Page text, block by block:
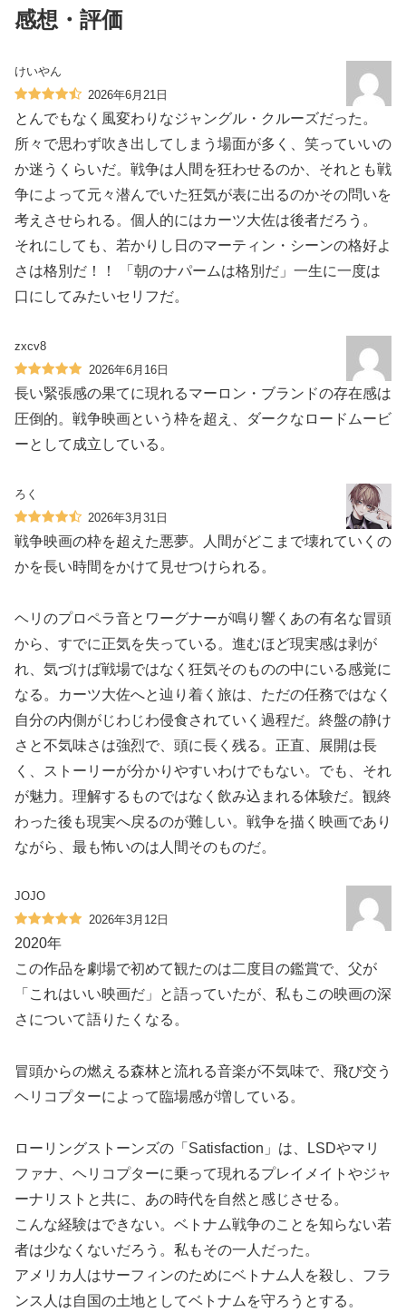
感想・評価
けいやん
2026年6月21日
とんでもなく風変わりなジャングル・クルーズだった。
所々で思わず吹き出してしまう場面が多く、笑っていいの
か迷うくらいだ。戦争は人間を狂わせるのか、それとも戦
争によって元々潜んでいた狂気が表に出るのかその問いを
考えさせられる。個人的にはカーツ大佐は後者だろう。
それにしても、若かりし日のマーティン・シーンの格好よ
さは格別だ！！ 「朝のナパームは格別だ」一生に一度は
口にしてみたいセリフだ。
zxcv8
2026年6月16日
長い緊張感の果てに現れるマーロン・ブランドの存在感は
圧倒的。戦争映画という枠を超え、ダークなロードムービ
ーとして成立している。
ろく
2026年3月31日
戦争映画の枠を超えた悪夢。人間がどこまで壊れていくの
かを長い時間をかけて見せつけられる。
ヘリのプロペラ音とワーグナーが鳴り響くあの有名な冒頭
から、すでに正気を失っている。進むほど現実感は剥が
れ、気づけば戦場ではなく狂気そのものの中にいる感覚に
なる。カーツ大佐へと辿り着く旅は、ただの任務ではなく
自分の内側がじわじわ侵食されていく過程だ。終盤の静け
さと不気味さは強烈で、頭に長く残る。正直、展開は長
く、ストーリーが分かりやすいわけでもない。でも、それ
が魅力。理解するものではなく飲み込まれる体験だ。観終
わった後も現実へ戻るのが難しい。戦争を描く映画であり
ながら、最も怖いのは人間そのものだ。
JOJO
2026年3月12日
2020年
この作品を劇場で初めて観たのは二度目の鑑賞で、父が
「これはいい映画だ」と語っていたが、私もこの映画の深
さについて語りたくなる。
冒頭からの燃える森林と流れる音楽が不気味で、飛び交う
ヘリコプターによって臨場感が増している。
ローリングストーンズの「Satisfaction」は、LSDやマリ
ファナ、ヘリコプターに乗って現れるプレイメイトやジャ
ーナリストと共に、あの時代を自然と感じさせる。
こんな経験はできない。ベトナム戦争のことを知らない若
者は少なくないだろう。私もその一人だった。
アメリカ人はサーフィンのためにベトナム人を殺し、フラ
ンス人は自国の土地としてベトナムを守ろうとする。